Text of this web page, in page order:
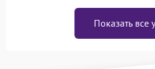
Показать все